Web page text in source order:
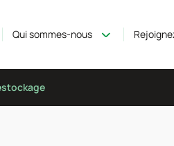
Qui sommes-nous